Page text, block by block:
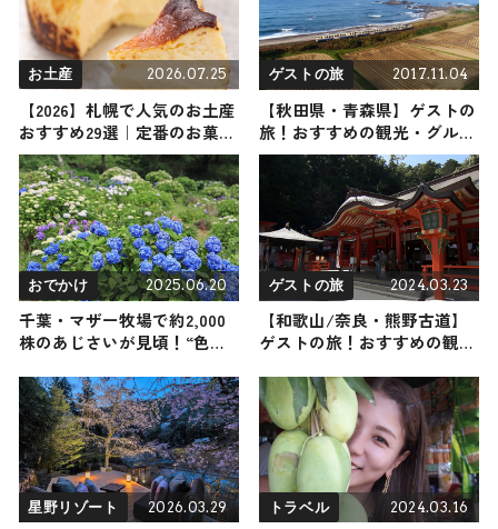
お土産 2026.07.25
【2026】札幌で人気のお土産
おすすめ29選｜定番のお菓子
から札幌限定、女性向け、ば
らまき用まで幅広く紹介
ゲストの旅 2017.11.04
【秋田県・青森県】ゲストの
旅！おすすめの観光・グルメ
をご紹介
おでかけ 2025.06.20
千葉・マザー牧場で約2,000
株のあじさいが見頃！“色が
クも登場
ゲストの旅 2024.03.23
【和歌山/奈良・熊野古道】
ゲストの旅！おすすめの観
月23日放送
星野リゾート 2026.03.29 トラベル 2024.03.16